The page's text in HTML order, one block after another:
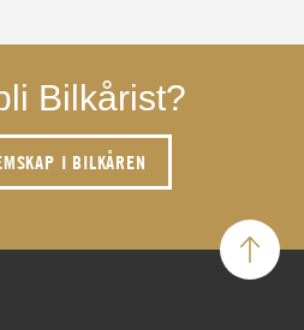
Bilkårist?
I BILKÅREN